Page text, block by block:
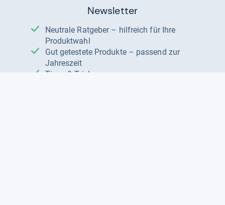
Newsletter
Neutrale Ratgeber – hilfreich für Ihre
Produktwahl
Gut getestete Produkte – passend zur
Jahreszeit
Tipps & Tricks